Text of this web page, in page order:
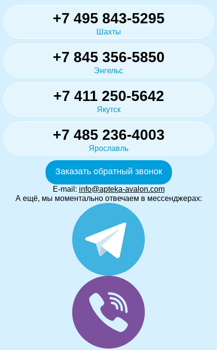
+7 495 843-5295
Шахты
+7 845 356-5850
Энгельс
+7 411 250-5642
Якутск
+7 485 236-4003
Ярославль
Заказать обратный звонок
E-mail: info@apteka-avalon.com
А ещё, мы моментально отвечаем в мессенджерах: